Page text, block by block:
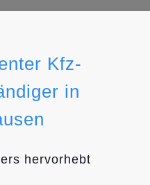
Kfz-
in
hervorhebt